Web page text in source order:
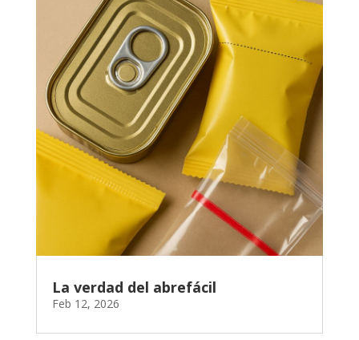
La verdad del abrefácil
Feb 12, 2026